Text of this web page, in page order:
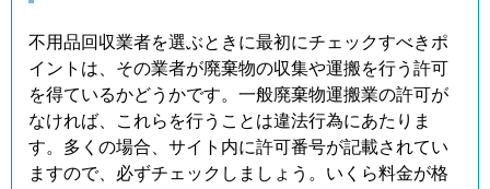
不用品回収業者を選ぶときに最初にチェックすべきポ
イントは、その業者が廃棄物の収集や運搬を行う許可
を得ているかどうかです。一般廃棄物運搬業の許可が
なければ、これらを行うことは違法行為にあたりま
す。多くの場合、サイト内に許可番号が記載されてい
ますので、必ずチェックしましょう。いくら料金が格